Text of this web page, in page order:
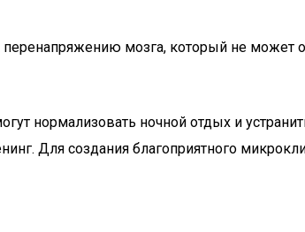
мозга, который не может
нормализовать ночной отдых и
Для создания благоприятного